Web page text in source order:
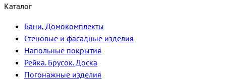
Каталог
Бани, Домокомплекты
Стеновые и фасадные изделия
Напольные покрытия
Рейка. Брусок. Доска
Погонажные изделия